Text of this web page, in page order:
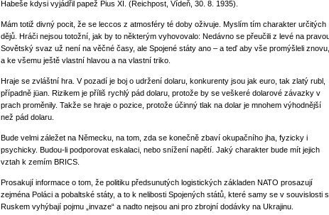
Habeše kdysi vyjádřil papež Pius XI. (Reichpost, Vídeň, 30. 8. 1935).
Mám totiž divný pocit, že se leccos z atmosféry té doby oživuje. Myslím tím charakter určitých
dějů. Hráči nejsou totožní, jak by to některým vyhovovalo: Nedávno se přeučili z levé na
Sovětský svaz už není na věčné časy, ale Spojené státy ano – a teď aby vše promýšleli znovu,
a ke všemu ještě vlastní hlavou a na vlastní triko.
Hraje se zvláštní hra. V pozadí je boj o udržení dolaru, konkurenty jsou jak euro, tak zlatý rubl,
případně jüan. Rizikem je příliš rychlý pád dolaru, protože by se veškeré dolarové závazky v
prach proměnily. Takže se hraje o pozice, protože účinný tlak na dolar je mnohem výhodnější
než pád dolaru.
Bude velmi záležet na Německu, na tom, zda se konečně zbaví okupačního jha, fyzicky i
psychicky. Budou-li podporovat eskalaci, nebo snížení napětí. Jaký charakter bude mít jejich
vztah k zemím BRICS.
Prosakují informace o tom, že politiku předsunutých logistických základen NATO prosazují
zejména Poláci a pobaltské státy, a to k nelibosti Spojených států, které samy se v souvislosti s
Ruskem vyhýbají pojmu „invaze“ a nadto nejsou ani pro zbrojní dodávky na Ukrajinu.